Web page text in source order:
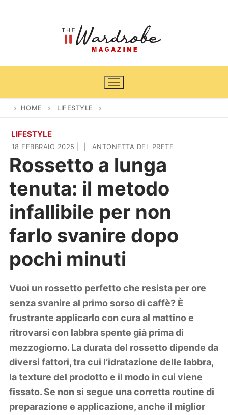
Home
News
Cinema e TV
Casa & Giardino
Arredamento
Piante e fiori
DIY
Lifestyle
Viaggi
Zodiaco
HOME LIFESTYLE
LIFESTYLE
18 FEBBRAIO 2025 ANTONETTA DEL PRETE
Rossetto a lunga
tenuta: il metodo
infallibile per non
farlo svanire dopo
pochi minuti
Vuoi un rossetto perfetto che resista per ore
senza svanire al primo sorso di caffè? È
frustrante applicarlo con cura al mattino e
ritrovarsi con labbra spente già prima di
mezzogiorno. La durata del rossetto dipende da
diversi fattori, tra cui l’idratazione delle labbra,
la texture del prodotto e il modo in cui viene
fissato. Se non si segue una corretta routine di
preparazione e applicazione, anche il miglior